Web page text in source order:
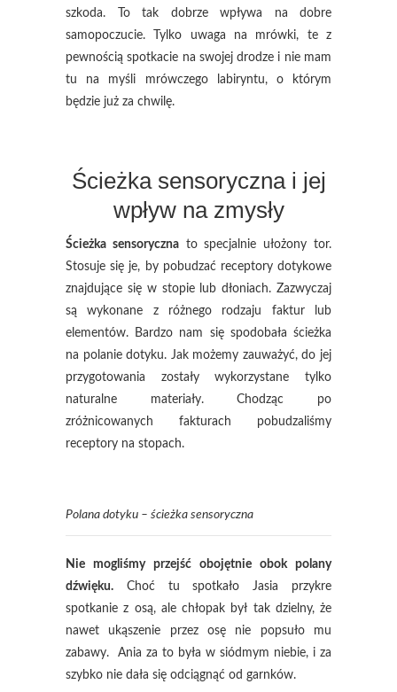
szkoda. To tak dobrze wpływa na dobre
samopoczucie. Tylko uwaga na mrówki, te z
pewnością spotkacie na swojej drodze i nie mam
tu na myśli mrówczego labiryntu, o którym
będzie już za chwilę.
Ścieżka sensoryczna i jej
wpływ na zmysły
Ścieżka sensorycznato specjalnie ułożony tor.
Stosuje się je, by pobudzać receptory dotykowe
znajdujące się w stopie lub dłoniach. Zazwyczaj
są wykonane z różnego rodzaju faktur lub
elementów. Bardzo nam się spodobała ścieżka
na polanie dotyku. Jak możemy zauważyć, do jej
przygotowania zostały wykorzystane tylko
naturalne materiały. Chodząc po
zróżnicowanych fakturach pobudzaliśmy
receptory na stopach.
Polana dotyku – ścieżka sensoryczna
Nie mogliśmy przejść obojętnie obok polany
dźwięku. Choć tu spotkało Jasia przykre
spotkanie z osą, ale chłopak był tak dzielny, że
nawet ukąszenie przez osę nie popsuło mu
zabawy. Ania za to była w siódmym niebie, i za
szybko nie dała się odciągnąć od garnków.